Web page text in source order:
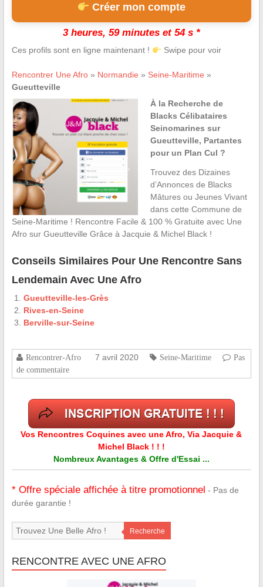
Créer mon compte
3 heures, 59 minutes et 54 s *
Ces profils sont en ligne maintenant ! Swipe pour voir
Rencontrer Une Afro» Normandie » Seine-Maritime »
Gueutteville
À la Recherche de
Blacks Célibataires
Seinomarines sur
Gueutteville, Partantes
pour un Plan Cul ?
Trouvez des Dizaines
d’Annonces de Blacks
Mâtures ou Jeunes Vivant
dans cette Commune de
Seine-Maritime ! Rencontre Facile & 100 % Gratuite avec Une
Afro sur Gueutteville Grâce à Jacquie & Michel Black !
Conseils Similaires Pour Une Rencontre Sans
Lendemain Avec Une Afro
Gueutteville-les-Grès
Rives-en-Seine
Berville-sur-Seine
Rencontrer-Afro 7 avril 2020 Seine-Maritime
Pas
de commentaire
Vos Rencontres Coquines avec une Afro, Via Jacquie &
Michel Black ! ! !
Nombreux Avantages & Offre d'Essai ...
* Offre spéciale affichée à titre promotionnel - Pas de
durée garantie !
Recherche
RENCONTRE AVEC UNE AFRO